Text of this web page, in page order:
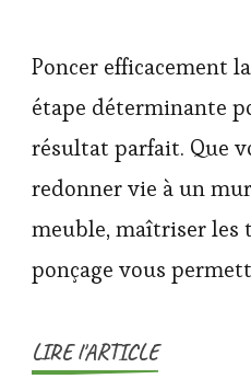
Poncer efficacement
étape déterminante
résultat parfait. Que
redonner vie à un
meuble, maîtriser les
ponçage vous
LIRE l'ARTICLE